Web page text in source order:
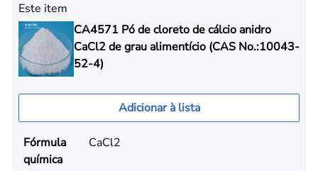
Este item
CA4571 Pó de cloreto de cálcio anidro
CaCl2 de grau alimentício (CAS No.:10043-
52-4)
Adicionar à lista
Fórmula
química
CaCl2